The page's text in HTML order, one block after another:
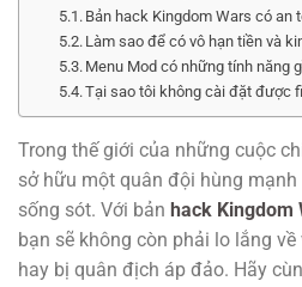
Bản hack Kingdom Wars có an
Làm sao để có vô hạn tiền và
Menu Mod có những tính năng
Tại sao tôi không cài đặt được
Trong thế giới của những cuộc
sở hữu một quân đội hùng
sống sót. Với bản hack Kingdom
bạn sẽ không còn phải lo lắng
hay bị quân địch áp đảo. Hãy